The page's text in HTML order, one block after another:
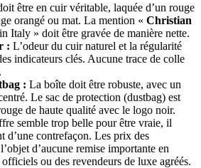
être en cuir véritable, laquée d’un rouge
orangé ou mat. La mention « Christian
Italy » doit être gravée de manière nette.
: L’odeur du cuir naturel et la régularité
indicateurs clés. Aucune trace de colle
: La boîte doit être robuste, avec un
Le sac de protection (dustbag) est
de haute qualité avec le logo noir.
semble trop belle pour être vraie, il
d’une contrefaçon. Les prix des
d’aucune remise importante en
ou des revendeurs de luxe agréés.